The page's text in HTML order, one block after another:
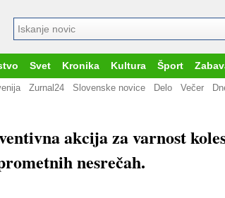
Svet Kronika Kultura Šport
Zurnal24 Slovenske novice Delo Večer
akcija za varnost
nesrečah.